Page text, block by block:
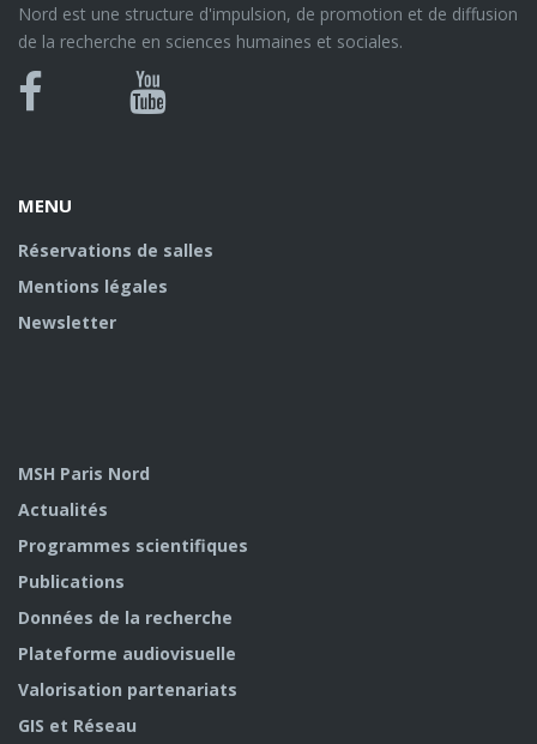
Nord est une structure d'impulsion, de promotion et de diffusion
de la recherche en sciences humaines et sociales.
Bluesky
Canal
MENU
Réservations de salles
Mentions légales
Newsletter
MSH Paris Nord
Actualités
Programmes scientifiques
Publications
Données de la recherche
Plateforme audiovisuelle
Valorisation partenariats
GIS et Réseau